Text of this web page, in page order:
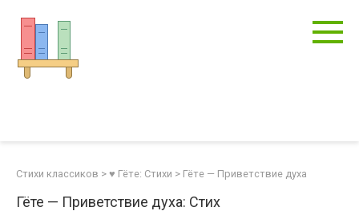
контенту
Стихи классиков > ♥ Гёте: Стихи > Гёте — Приветствие духа
Гёте — Приветствие духа: Стих